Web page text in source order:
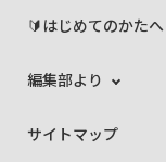
🔰はじめてのかたへ
編集部より
サイトマップ